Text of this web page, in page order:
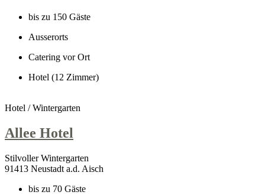
bis zu 150 Gäste
Ausserorts
Catering vor Ort
Hotel (12 Zimmer)
Hotel / Wintergarten
Allee Hotel
Stilvoller Wintergarten
91413 Neustadt a.d. Aisch
bis zu 70 Gäste